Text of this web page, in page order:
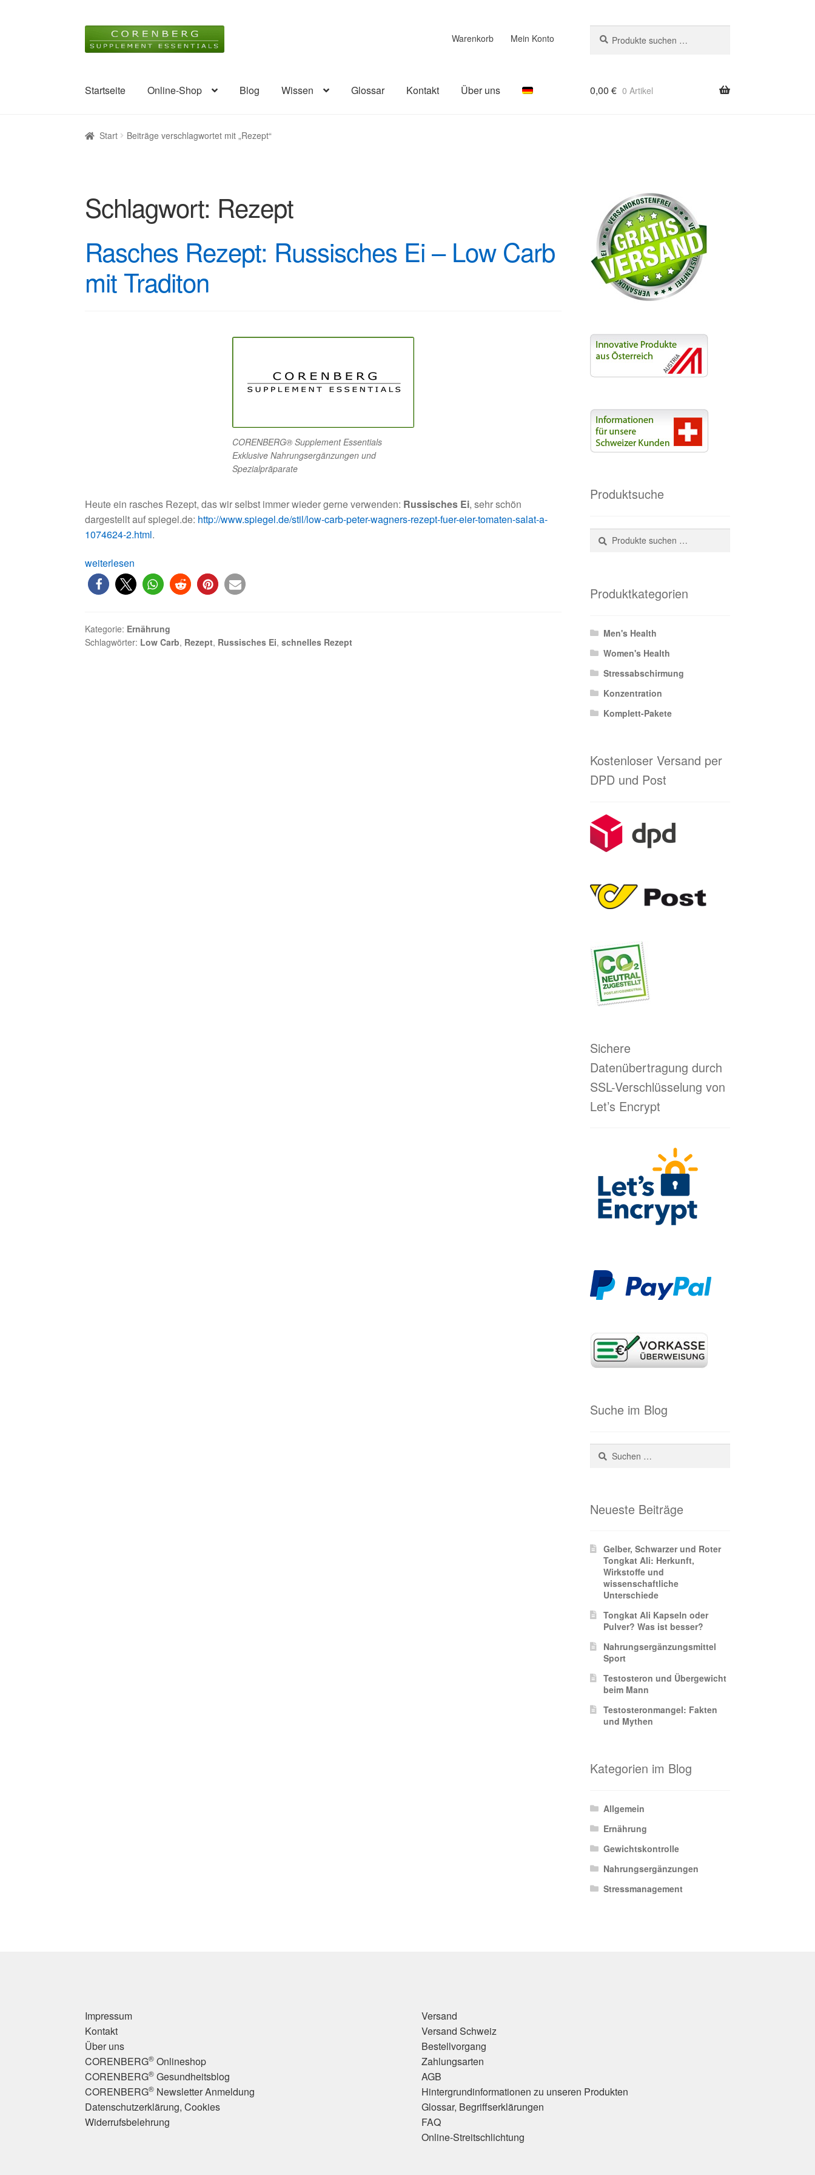
Navigation
Inhalt
Warenkorb Mein Konto
nach:
Startseite Online-Shop Blog Wissen Glossar Kontakt Über uns 0,00 € 0 Artikel
Start Beiträge verschlagwortet mit „Rezept“
Schlagwort: Rezept
Rasches Rezept: Russisches Ei – Low Carb
mit Traditon
CORENBERG® Supplement Essentials
Exklusive Nahrungsergänzungen und
Spezialpräparate
Heute ein rasches Rezept, das wir selbst immer wieder gerne verwenden: Russisches Ei, sehr schön
dargestellt auf spiegel.de: http://www.spiegel.de/stil/low-carb-peter-wagners-rezept-fuer-eier-tomaten-salat-a-
1074624-2.html.
Rasches
Rezept:
Russisches
–
Low
weiterlesen
Kategorie: Ernährung
Schlagwörter: Low Carb, Rezept, Russisches Ei,schnelles Rezept
Produktsuche
Suchen
nach:
Suchen
Produktkategorien
Men's Health
Women's Health
Stressabschirmung
Konzentration
Komplett-Pakete
Kostenloser Versand per
DPD und Post
Sichere
Datenübertragung durch
SSL-Verschlüsselung von
Let’s Encrypt
Suche im Blog
Suchen
nach:
Neueste Beiträge
Gelber, Schwarzer und Roter
Tongkat Ali: Herkunft,
Wirkstoffe und
wissenschaftliche
Unterschiede
Tongkat Ali Kapseln oder
Pulver? Was ist besser?
Nahrungsergänzungsmittel
Sport
Testosteron und Übergewicht
beim Mann
Testosteronmangel: Fakten
und Mythen
Kategorien im Blog
Allgemein
Ernährung
Gewichtskontrolle
Nahrungsergänzungen
Stressmanagement
Impressum
Kontakt
Über uns
CORENBERG® Onlineshop
CORENBERG® Gesundheitsblog
CORENBERG® Newsletter Anmeldung
Datenschutzerklärung, Cookies
Widerrufsbelehrung
Versand
Versand Schweiz
Bestellvorgang
Zahlungsarten
AGB
Hintergrundinformationen zu unseren Produkten
Glossar, Begriffserklärungen
FAQ
Online-Streitschlichtung